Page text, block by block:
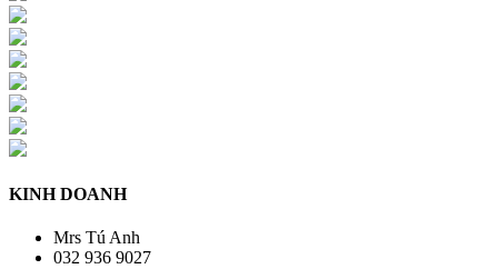
KINH DOANH
Mrs Tú Anh
032 936 9027